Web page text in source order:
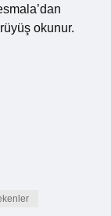
okunur.